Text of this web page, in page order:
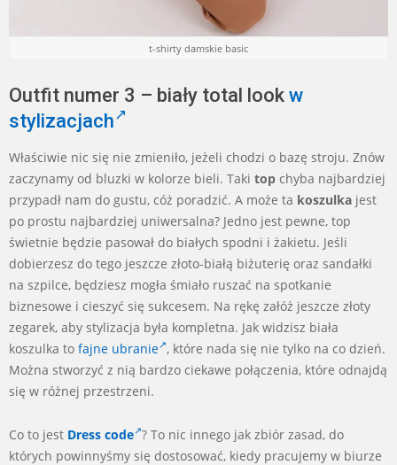
t-shirty damskie basic
Outfit numer 3 – biały total look w
stylizacjach
Właściwie nic się nie zmieniło, jeżeli chodzi o bazę stroju. Znów
zaczynamy od bluzki w kolorze bieli. Taki top chyba najbardziej
przypadł nam do gustu, cóż poradzić. A może ta koszulka jest
po prostu najbardziej uniwersalna? Jedno jest pewne, top
świetnie będzie pasował do białych spodni i żakietu. Jeśli
dobierzesz do tego jeszcze złoto-białą biżuterię oraz sandałki
na szpilce, będziesz mogła śmiało ruszać na spotkanie
biznesowe i cieszyć się sukcesem. Na rękę załóż jeszcze złoty
zegarek, aby stylizacja była kompletna. Jak widzisz biała
koszulka to fajne ubranie , które nada się nie tylko na co dzień.
Można stworzyć z nią bardzo ciekawe połączenia, które odnajdą
się w różnej przestrzeni.
Co to jest Dress code ? To nic innego jak zbiór zasad, do
których powinnyśmy się dostosować, kiedy pracujemy w biurze